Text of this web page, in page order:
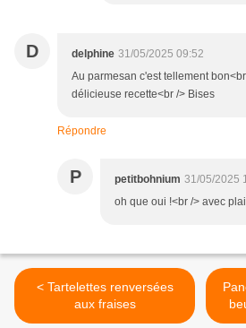
D delphine 31/05/2025 09:52
Au parmesan c'est tellement
délicieuse recette<br /> Bises
Répondre
P petitbohnium 31/05/2025
oh que oui !<br /> avec
< Tartelettes renversées
aux fraises